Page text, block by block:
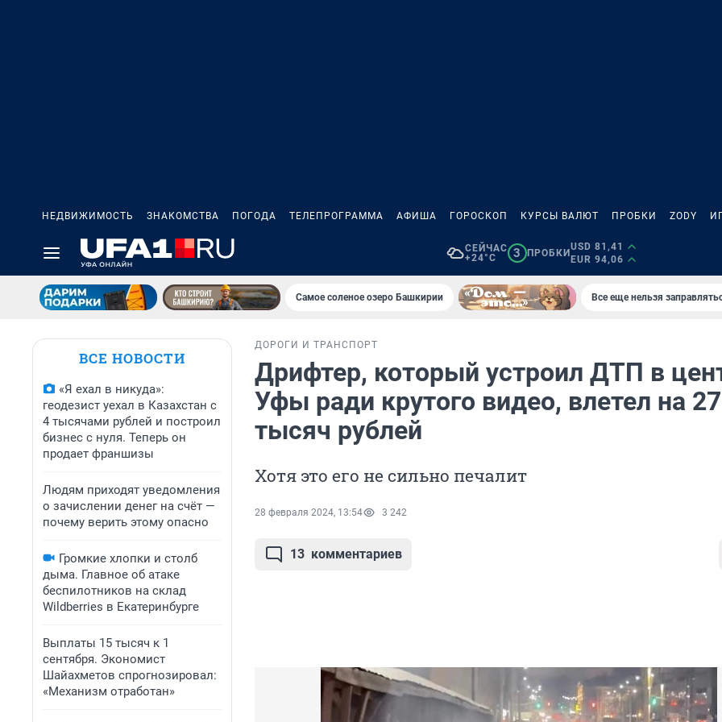
НЕДВИЖИМОСТЬ ЗНАКОМСТВА ПОГОДА ТЕЛЕПРОГРАММА АФИША ГОРОСКОП КУРСЫ ВАЛЮТ ПРОБКИ ZODY
СЕЙЧАС
+24°C
3 ПРОБКИ
USD 81,41
EUR 94,06
Самое соленое озеро Башкирии Все еще нельзя
ВСЕ НОВОСТИ
«Я ехал в никуда»:
геодезист уехал в Казахстан с
4 тысячами рублей и построил
бизнес с нуля. Теперь он
продает франшизы
Людям приходят уведомления
о зачислении денег на счёт —
почему верить этому опасно
Громкие хлопки и столб
дыма. Главное об атаке
беспилотников на склад
Wildberries в Екатеринбурге
Выплаты 15 тысяч к 1
сентября. Экономист
Шайахметов спрогнозировал:
«Механизм отработан»
ДОРОГИ И ТРАНСПОРТ
Дрифтер, который устроил ДТП в
Уфы ради крутого видео, влетел на
тысяч рублей
Хотя это его не сильно печалит
28 февраля 2024, 13:54 3 242
13 комментариев